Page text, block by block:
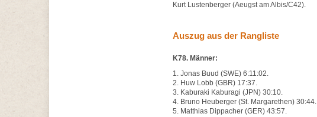
Kurt Lustenberger (Aeugst am Albis/C42).
Auszug aus der Rangliste
K78. Männer:
1. Jonas Buud (SWE) 6:11:02.
2. Huw Lobb (GBR) 17:37.
3. Kaburaki Kaburagi (JPN) 30:10.
4. Bruno Heuberger (St. Margarethen) 30:44.
5. Matthias Dippacher (GER) 43:57.